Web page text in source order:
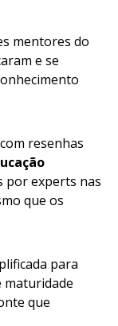
mentores do
e se
resenhas
por experts nas
que os
para
maturidade
que